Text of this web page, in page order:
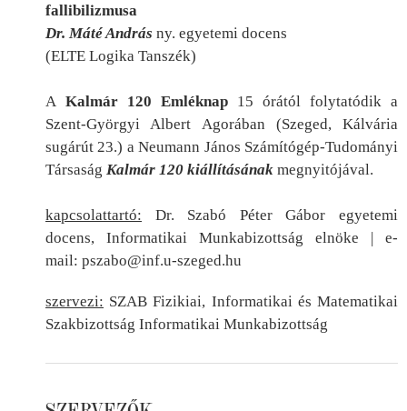
fallibilizmusa
Dr. Máté András ny. egyetemi docens
(ELTE Logika Tanszék)
A Kalmár 120 Emléknap 15 órától folytatódik a
Szent-Györgyi Albert Agorában (Szeged, Kálvária
sugárút 23.) a Neumann János Számítógép-Tudományi
Társaság Kalmár 120 kiállításának megnyitójával.
kapcsolattartó: Dr. Szabó Péter Gábor egyetemi
docens, Informatikai Munkabizottság elnöke | e-
mail: pszabo@inf.u-szeged.hu
szervezi: SZAB Fizikiai, Informatikai és Matematikai
Szakbizottság Informatikai Munkabizottság